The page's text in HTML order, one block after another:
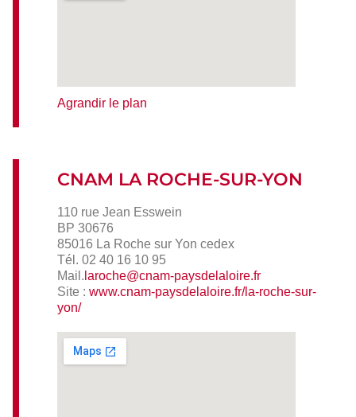
Agrandir le plan
CNAM LA ROCHE-SUR-YON
110 rue Jean Esswein
BP 30676
85016 La Roche sur Yon cedex
Tél. 02 40 16 10 95
Mail. laroche@cnam-paysdelaloire.fr
Site : www.cnam-paysdelaloire.fr/la-roche-sur-
yon/